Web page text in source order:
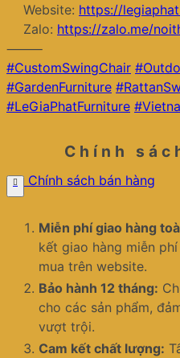
Website: https://
Zalo: https://zalo.me/
⸻
#CustomSwingChair
#GardenFurniture
#LeGiaPhatFurniture
Chính
Chính sách bán hàng
Miễn phí giao hàng
kết giao hàng miễn
mua trên website.
Bảo hành 12 tháng:
cho các sản phẩm,
vượt trội.
Cam kết chất lượng: